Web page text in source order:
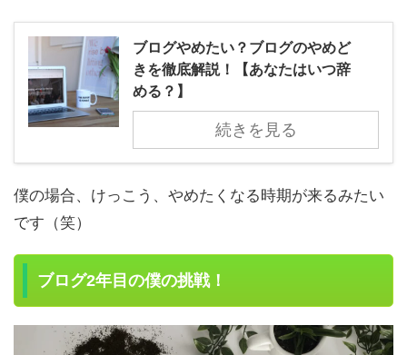
ブログやめたい？ブログのやめど
きを徹底解説！【あなたはいつ辞
める？】
続きを見る
僕の場合、けっこう、やめたくなる時期が来るみたい
です（笑）
ブログ2年目の僕の挑戦！